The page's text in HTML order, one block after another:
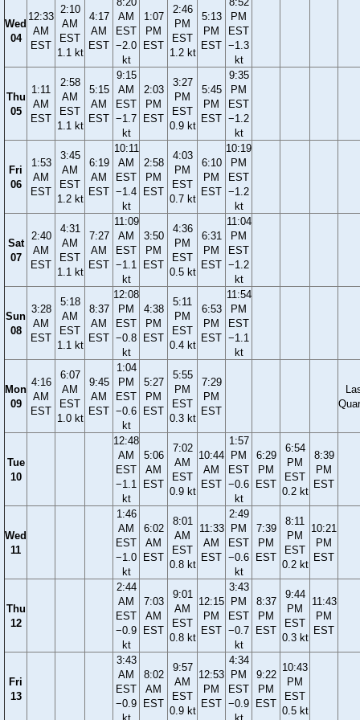
Wed
04
12:33
AM
EST
2:10
AM
EST
1.1 kt
4:17
AM
EST
AM
EST
−2.0
kt
1:07
PM
EST
2:46
PM
EST
1.2 kt
5:13
PM
EST
PM
EST
−1.3
kt
Thu
05
1:11
AM
EST
2:58
AM
EST
1.1 kt
5:15
AM
EST
9:15
AM
EST
−1.7
kt
2:03
PM
EST
3:27
PM
EST
0.9 kt
5:45
PM
EST
9:35
PM
EST
−1.2
kt
Fri
06
1:53
AM
EST
3:45
AM
EST
1.2 kt
6:19
AM
EST
10:11
AM
EST
−1.4
kt
2:58
PM
EST
4:03
PM
EST
0.7 kt
6:10
PM
EST
10:19
PM
EST
−1.2
kt
Sat
07
2:40
AM
EST
4:31
AM
EST
1.1 kt
7:27
AM
EST
11:09
AM
EST
−1.1
kt
3:50
PM
EST
4:36
PM
EST
0.5 kt
6:31
PM
EST
11:04
PM
EST
−1.2
kt
Sun
08
3:28
AM
EST
5:18
AM
EST
1.1 kt
8:37
AM
EST
12:08
PM
EST
−0.8
kt
4:38
PM
EST
5:11
PM
EST
0.4 kt
6:53
PM
EST
11:54
PM
EST
−1.1
kt
Mon
09
4:16
AM
EST
6:07
AM
EST
1.0 kt
9:45
AM
EST
1:04
PM
EST
−0.6
kt
5:27
PM
EST
5:55
PM
EST
0.3 kt
7:29
PM
EST
Tue
10
12:48
AM
EST
−1.1
kt
5:06
AM
EST
7:02
AM
EST
0.9 kt
10:44
AM
EST
1:57
PM
EST
−0.6
kt
6:29
PM
EST
6:54
PM
EST
0.2 kt
8:39
PM
EST
Wed
11
1:46
AM
EST
−1.0
kt
6:02
AM
EST
8:01
AM
EST
0.8 kt
11:33
AM
EST
2:49
PM
EST
−0.6
kt
7:39
PM
EST
8:11
PM
EST
0.2 kt
10:21
PM
EST
Thu
12
2:44
AM
EST
−0.9
kt
7:03
AM
EST
9:01
AM
EST
0.8 kt
12:15
PM
EST
3:43
PM
EST
−0.7
kt
8:37
PM
EST
9:44
PM
EST
0.3 kt
11:43
PM
EST
Fri
13
3:43
AM
EST
−0.9
8:02
AM
EST
9:57
AM
EST
0.9 kt
12:53
PM
EST
4:34
PM
EST
−0.9
9:22
PM
EST
10:43
PM
EST
0.5 kt